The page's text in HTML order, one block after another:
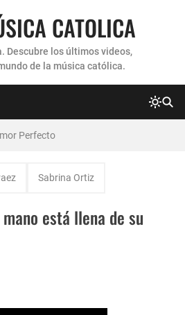
CATOLICA
Descubre los últimos videos,
de la música católica.
Perfecto
Sabrina Ortiz
está llena de su